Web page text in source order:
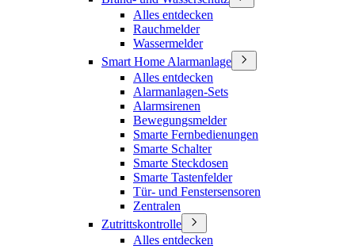
Alles entdecken
Rauchmelder
Wassermelder
Smart Home Alarmanlage
Alles entdecken
Alarmanlagen-Sets
Alarmsirenen
Bewegungsmelder
Smarte Fernbedienungen
Smarte Schalter
Smarte Steckdosen
Smarte Tastenfelder
Tür- und Fenstersensoren
Zentralen
Zutrittskontrolle
Alles entdecken